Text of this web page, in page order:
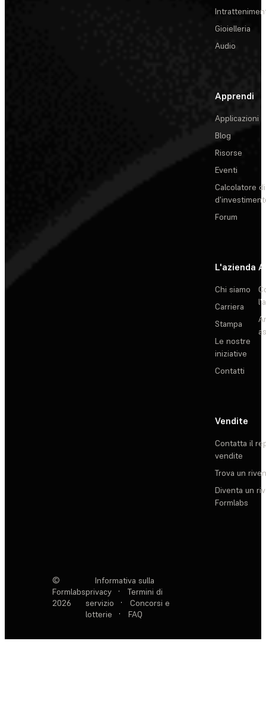
Gioielleria
Audio
Apprendi
Applicazioni
Blog
Risorse
Eventi
Calcolatore
Forum
L'azienda
Chi siamo
Carriera
Stampa
Le nostre
iniziative
Contatti
Vendite
Contatta il
vendite
Trova un
Diventa un
Formlabs
©
Formlabs
2026
Informativa sulla
privacy
·
Termini di
servizio
·
Concorsi e
lotterie
· FAQ